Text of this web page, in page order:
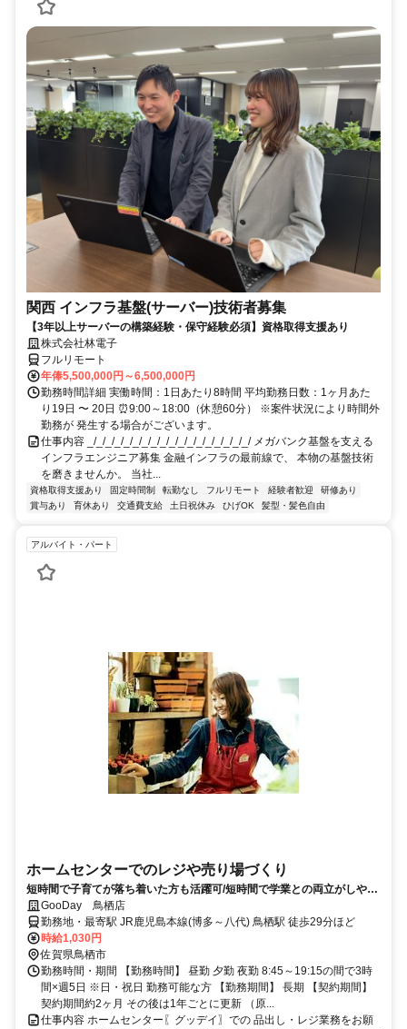
関西 インフラ基盤(サーバー)技術者募集
【3年以上サーバーの構築経験・保守経験必須】資格取得支援あり
株式会社林電子
フルリモート
年俸5,500,000円～6,500,000円
勤務時間詳細 実働時間：1日あたり8時間 平均勤務日数：1ヶ月あた
り19日 〜 20日 ⏰9:00～18:00（休憩60分） ※案件状況により時間外
勤務が 発生する場合がございます。
仕事内容 _/_/_/_/_/_/_/_/_/_/_/_/_/_/_/_/_/_/ メガバンク基盤を支える
インフラエンジニア募集 金融インフラの最前線で、 本物の基盤技術
を磨きませんか。 当社...
資格取得支援あり 固定時間制 転勤なし フルリモート 経験者歓迎
研修あり
賞与あり
育休あり 交通費支給 土日祝休み ひげOK 髪型・髪色自由
アルバイト・パート
ホームセンターでのレジや売り場づくり
短時間で子育てが落ち着いた方も活躍可/短時間で学業との両立がしやす
い/テスト期間はシフト考慮OK
GooDay 鳥栖店
勤務地・最寄駅 JR鹿児島本線(博多～八代) 鳥栖駅 徒歩29分ほど
時給1,030円
佐賀県鳥栖市
勤務時間・期間 【勤務時間】 昼勤 夕勤 夜勤 8:45～19:15の間で3時
間×週5日 ※日・祝日 勤務可能な方 【勤務期間】 長期 【契約期間】
契約期間約2ヶ月 その後は1年ごとに更新 （原...
仕事内容 ホームセンター〖グッデイ〗での 品出し・レジ業務をお願